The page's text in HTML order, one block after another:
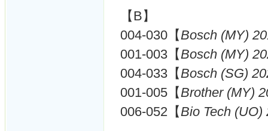
【B】
004-030【Bosch (MY)
001-003【Bosch (MY)
004-033【Bosch (SG)
001-005【Brother (MY)
006-052【Bio Tech (UO)